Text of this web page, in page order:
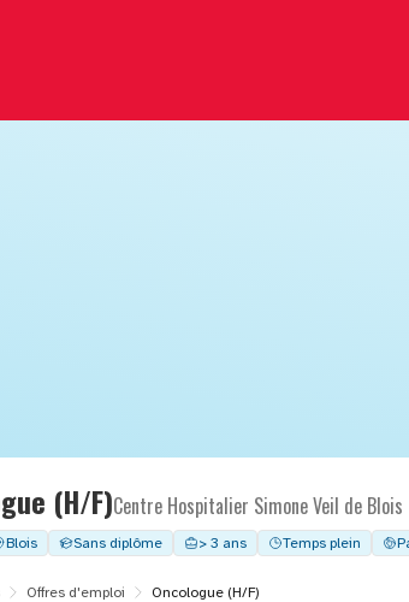
(H/F)Centre Hospitalier Simone Veil de Blois
Blois Sans diplôme > 3 ans Temps plein
Offres d'emploi Oncologue (H/F)